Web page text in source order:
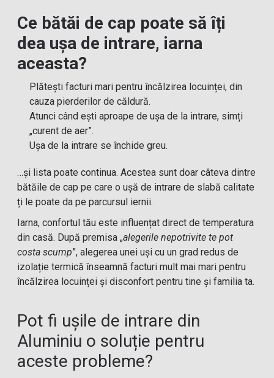
Ce bătăi de cap poate să îți
dea ușa de intrare, iarna
aceasta?
Plătești facturi mari pentru încălzirea locuinței, din
cauza pierderilor de căldură.
Atunci când ești aproape de ușa de la intrare, simți
„curent de aer”.
Ușa de la intrare se închide greu.
…și lista poate continua. Acestea sunt doar câteva dintre
bătăile de cap pe care o ușă de intrare de slabă calitate
ți le poate da pe parcursul iernii.
Iarna, confortul tău este influențat direct de temperatura
din casă. După premisa „alegerile nepotrivite te pot
costa scump”, alegerea unei uși cu un grad redus de
izolație termică înseamnă facturi mult mai mari pentru
încălzirea locuinței și disconfort pentru tine și familia ta.
Pot fi ușile de intrare din
Aluminiu o soluție pentru
aceste probleme?